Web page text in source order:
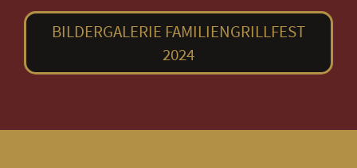
BILDERGALERIE FAMILIENGRILLFEST
2024